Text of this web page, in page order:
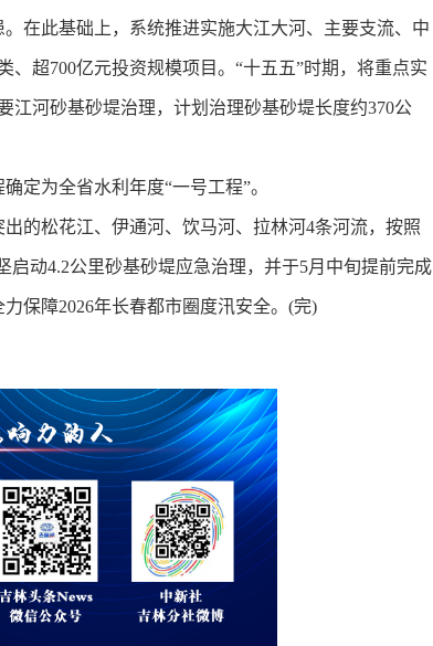
在此基础上，系统推进实施大江大河、主要支流、中
超700亿元投资规模项目。“十五五”时期，将重点实
江河砂基砂堤治理，计划治理砂基砂堤长度约370公
为全省水利年度“一号工程”。
松花江、伊通河、饮马河、拉林河4条河流，按照
动4.2公里砂基砂堤应急治理，并于5月中旬提前完成
保障2026年长春都市圈度汛安全。(完)